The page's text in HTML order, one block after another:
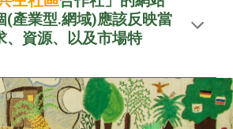
(產業型.網域)應該反映當
、資源、以及市場特